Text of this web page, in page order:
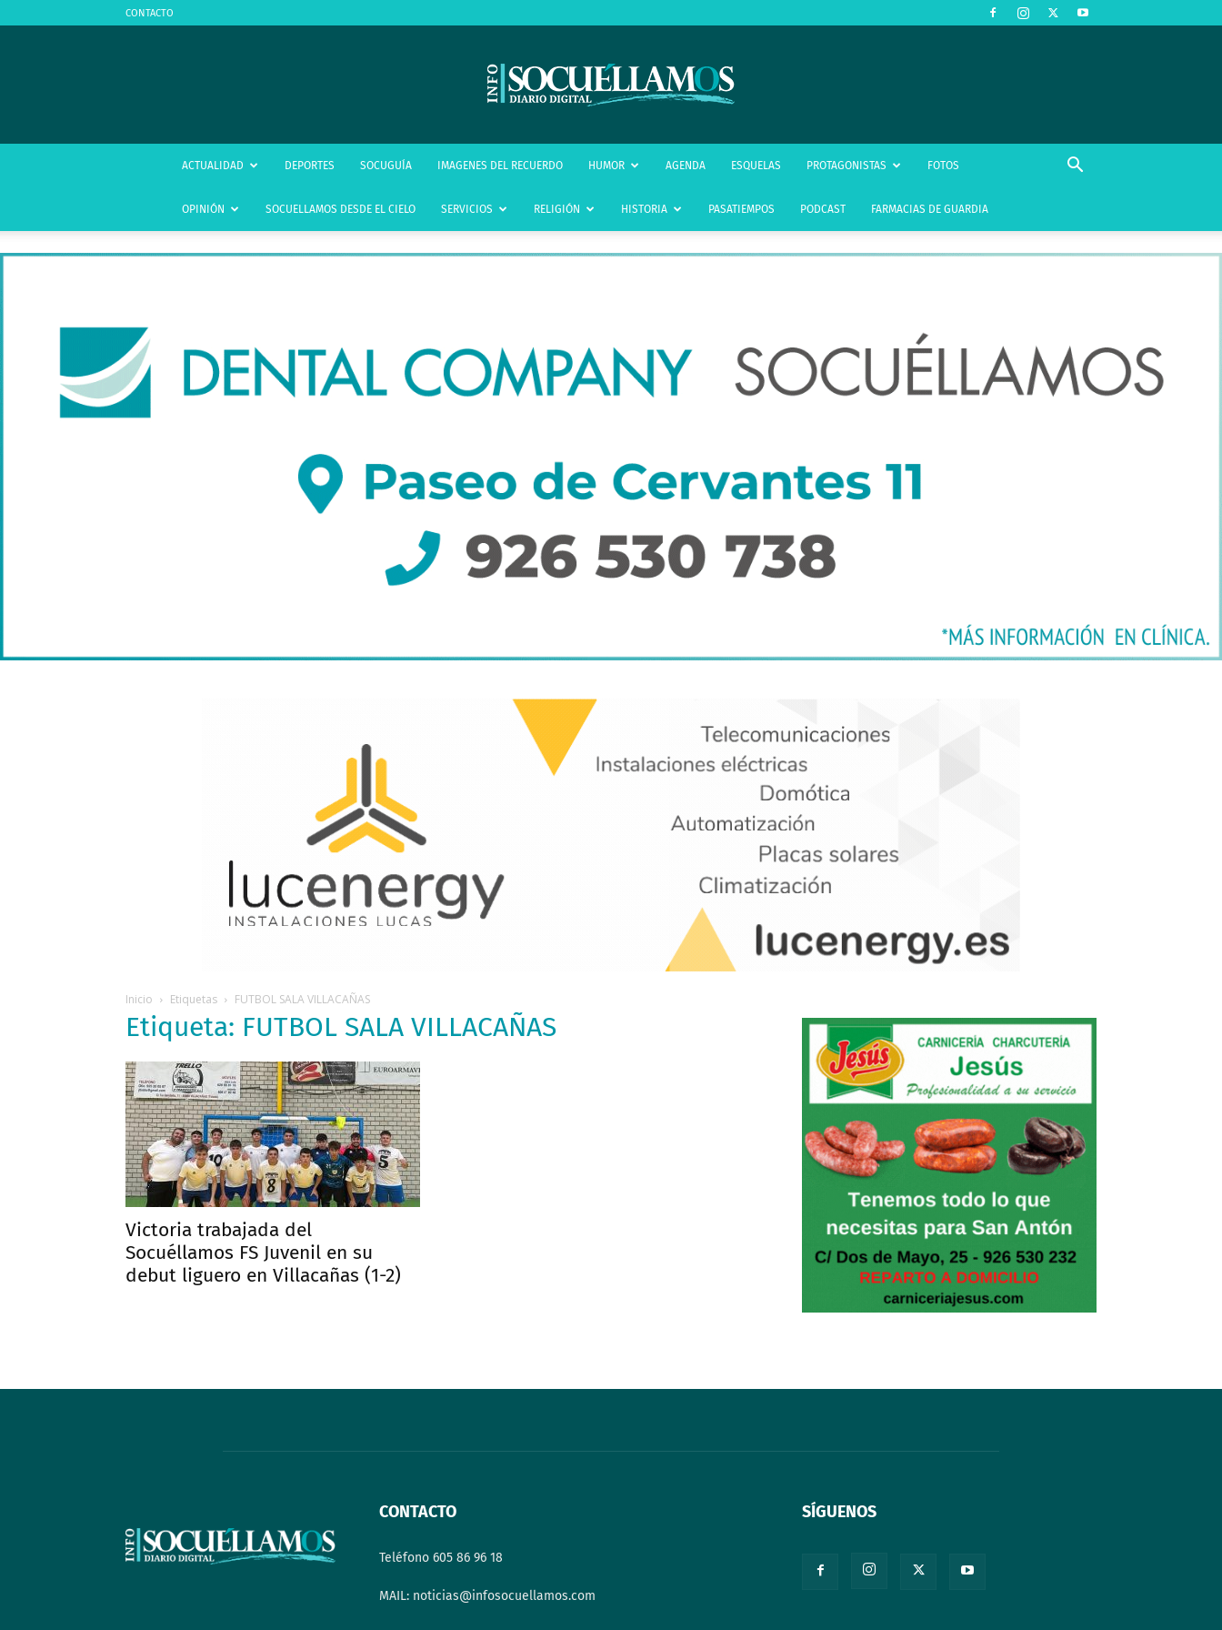
CONTACTO
infoSocuéllamos
ACTUALIDAD DEPORTES SOCUGUÍA IMAGENES DEL RECUERDO HUMOR AGENDA ESQUELAS PROTAGONISTAS FOTOS
OPINIÓN SOCUELLAMOS DESDE EL CIELO SERVICIOS RELIGIÓN HISTORIA PASATIEMPOS PODCAST FARMACIAS DE GUARDIA
Inicio Etiquetas FUTBOL SALA VILLACAÑAS
Etiqueta: FUTBOL SALA VILLACAÑAS
Victoria trabajada del
Socuéllamos FS Juvenil en su
debut liguero en Villacañas (1-2)
CONTACTO
Teléfono 605 86 96 18
MAIL: noticias@infosocuellamos.com
SÍGUENOS